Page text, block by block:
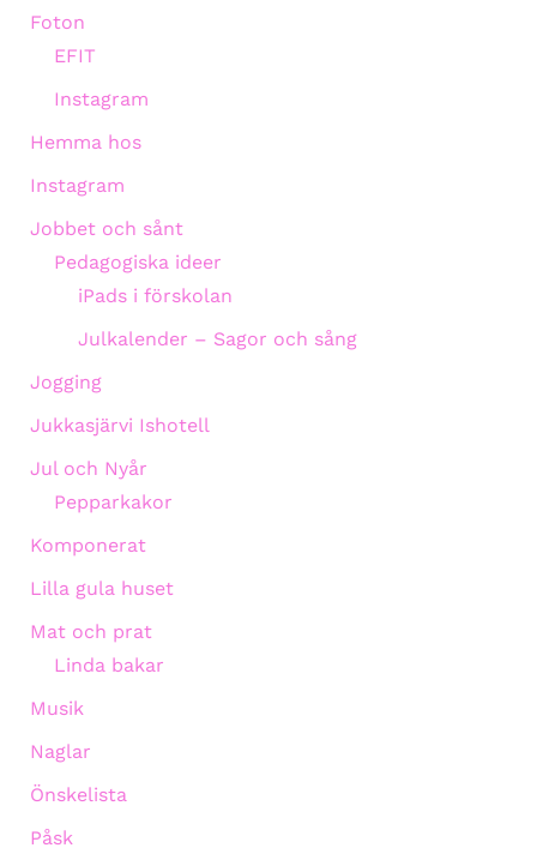
Foton
EFIT
Instagram
Hemma hos
Instagram
Jobbet och sånt
Pedagogiska ideer
iPads i förskolan
Julkalender – Sagor och sång
Jogging
Jukkasjärvi Ishotell
Jul och Nyår
Pepparkakor
Komponerat
Lilla gula huset
Mat och prat
Linda bakar
Musik
Naglar
Önskelista
Påsk